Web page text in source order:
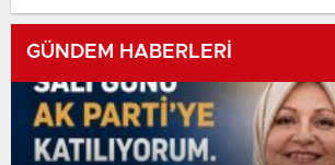
GÜNDEM HABERLERİ